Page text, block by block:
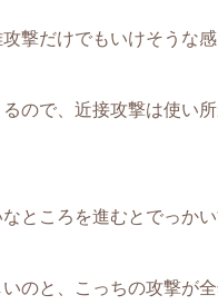
撃だけでもいけそうな感
ので、近接攻撃は使い
ところを進むとでっか
のと、こっちの攻撃が